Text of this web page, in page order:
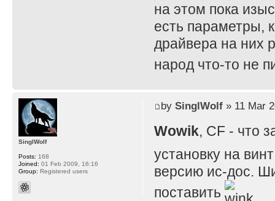
на этом пока
есть параметры,
драйвера на них
народ что-то не
by SinglWolf» 11 Mar
Wowik, CF - что
установку на
версию ис-дос.
поставить
SinglWolf
Posts: 168
Joined: 01 Feb 2009, 16:16
Group: Registered users